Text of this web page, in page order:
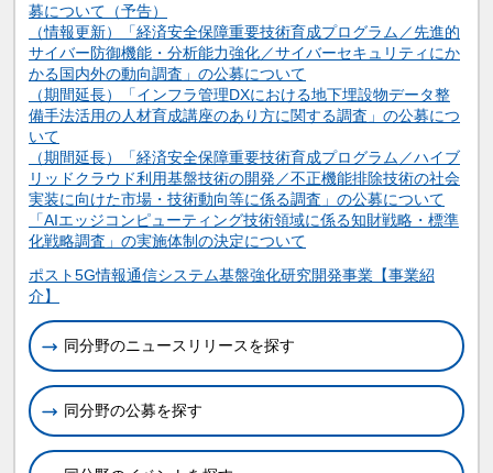
募について（予告）
（情報更新）「経済安全保障重要技術育成プログラム／先進的
サイバー防御機能・分析能力強化／サイバーセキュリティにか
かる国内外の動向調査」の公募について
（期間延長）「インフラ管理DXにおける地下埋設物データ整
備手法活用の人材育成講座のあり方に関する調査」の公募につ
いて
（期間延長）「経済安全保障重要技術育成プログラム／ハイブ
リッドクラウド利用基盤技術の開発／不正機能排除技術の社会
実装に向けた市場・技術動向等に係る調査」の公募について
「AIエッジコンピューティング技術領域に係る知財戦略・標準
化戦略調査」の実施体制の決定について
関連情報
ポスト5G情報通信システム基盤強化研究開発事業【事業紹
介】
同分野のニュースリリースを探す
同分野の公募を探す